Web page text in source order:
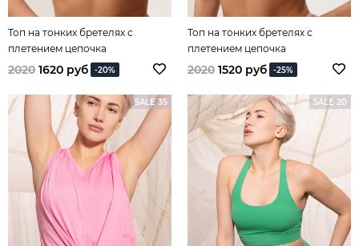
Топ на тонких бретелях с
плетением цепочка
карамельного цвета
2020 1620 руб -20%
Топ на тонких бретелях с
плетением цепочка
2020 1520 руб -25%
SALE 35 SALE 20